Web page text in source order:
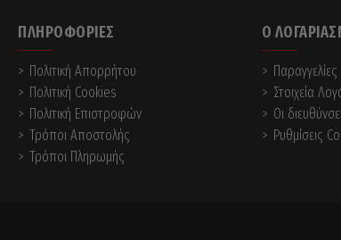
ΠΛΗΡΟΦΟΡΊΕΣ
Πολιτική Απορρήτου
Πολιτική Cookies
Πολιτική Επιστροφών
Τρόποι Αποστολής
Τρόποι Πληρωμής
Ο
Παραγγελίες
Στοιχεία
Οι
Ρυθμίσεις